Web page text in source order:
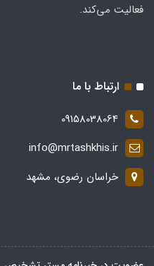
فعالیت می‌کند.
ارتباط با ما
09158038064
info@mrtashkhis.ir
خراسان رضوی، مشهد